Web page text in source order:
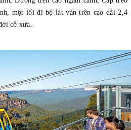
một lối đi bộ lát ván trên cao dài 2,4
cổ xưa.